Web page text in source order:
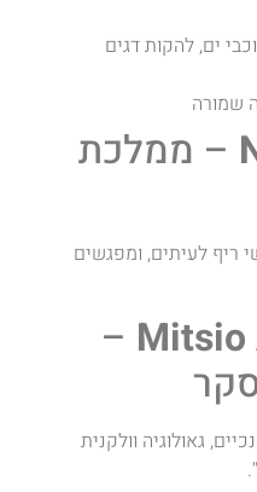
ים, להקות דגים
שמורה
– ממלכת
ריף לעיתים, ומפגשים
Mitsio
–
גאולוגיה וולקנית